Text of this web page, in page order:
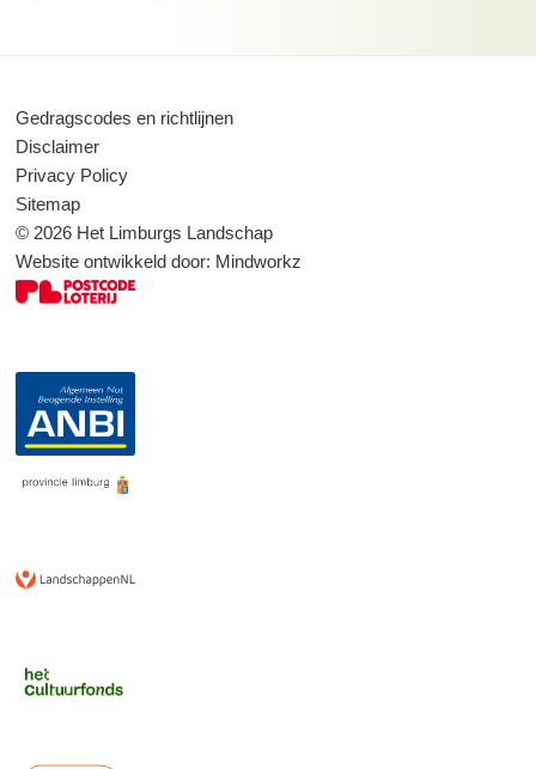
Gedragscodes en richtlijnen
Disclaimer
Privacy Policy
Sitemap
© 2026 Het Limburgs Landschap
Website ontwikkeld door: Mindworkz